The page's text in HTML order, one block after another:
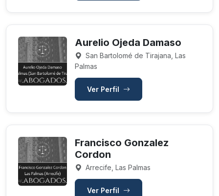
Aurelio Ojeda Damaso
San Bartolomé de Tirajana, Las
Palmas
Ver Perfil
Francisco Gonzalez
Cordon
Arrecife, Las Palmas
Ver Perfil